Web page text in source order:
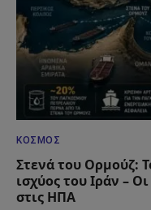
ΚΌΣΜΟΣ
Στενά του Ορμούζ:
ισχύος του Ιράν –
στις ΗΠΑ